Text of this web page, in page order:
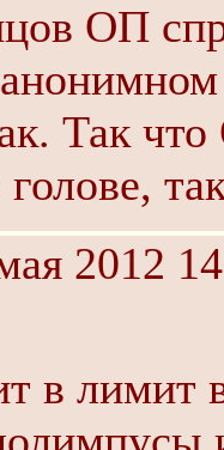
ОП
Так
2012
в лимит